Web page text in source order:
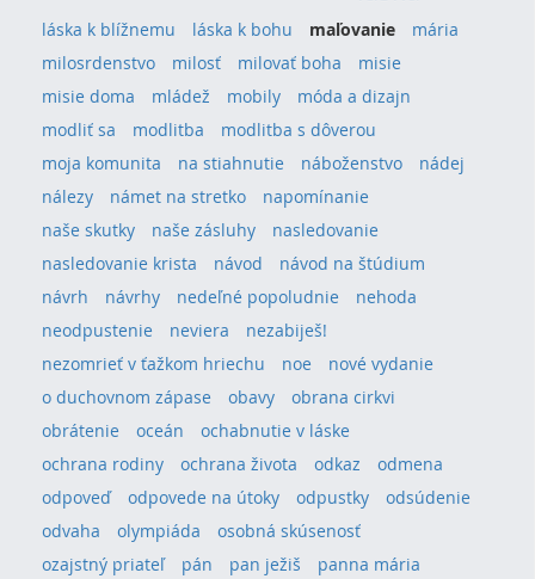
láska k blížnemu láska k bohu maľovanie
mária
milosrdenstvo
milosť milovať boha
misie
misie doma
mládež mobily
móda a dizajn
modliť sa
modlitba
modlitba s dôverou
moja komunita
na stiahnutie náboženstvo
nádej
nálezy
námet na stretko
napomínanie
naše skutky
naše zásluhy
nasledovanie
nasledovanie krista
návod
návod na štúdium
návrh
návrhy nedeľné popoludnie
nehoda
neodpustenie
neviera
nezabiješ!
nezomrieť v ťažkom hriechu
noe
nové vydanie
o duchovnom zápase
obavy
obrana cirkvi
obrátenie
oceán
ochabnutie v láske
ochrana rodiny
ochrana života odkaz
odmena
odpoveď
odpovede na útoky odpustky
odsúdenie
odvaha
olympiáda
osobná skúsenosť
ozajstný priateľ
pán pan ježiš
panna mária